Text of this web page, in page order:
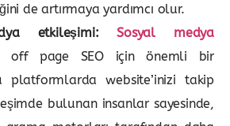
de artırmaya yardımcı olur.
etkileşimi:Sosyal medya
off page SEO için önemli bir
platformlarda website’inizi takip
bulunan insanlar sayesinde,